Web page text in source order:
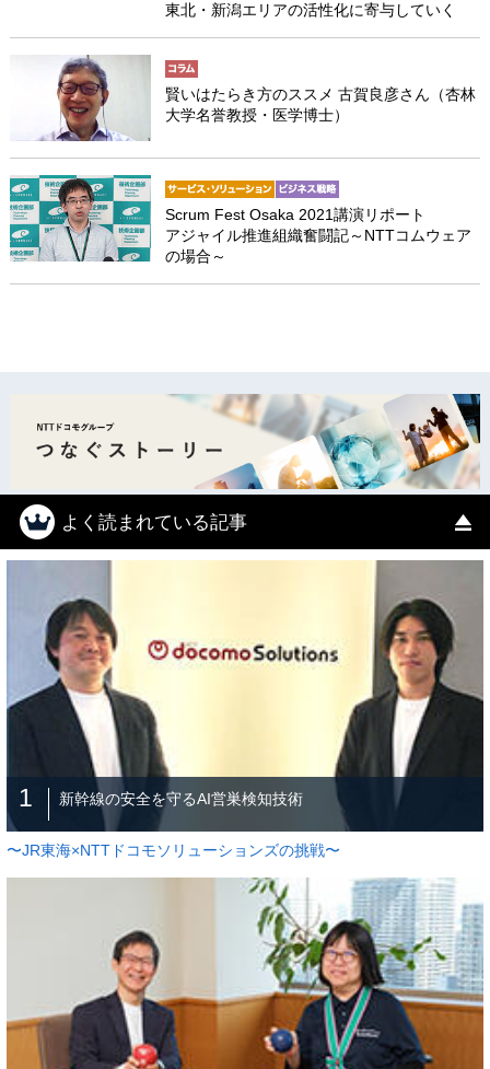
東北・新潟エリアの活性化に寄与していく
賢いはたらき方のススメ 古賀良彦さん（杏林
大学名誉教授・医学博士）
Scrum Fest Osaka 2021講演リポート
アジャイル推進組織奮闘記～NTTコムウェア
の場合～
よく読まれている記事
1 新幹線の安全を守るAI営巣検知技術
〜JR東海×NTTドコモソリューションズの挑戦〜